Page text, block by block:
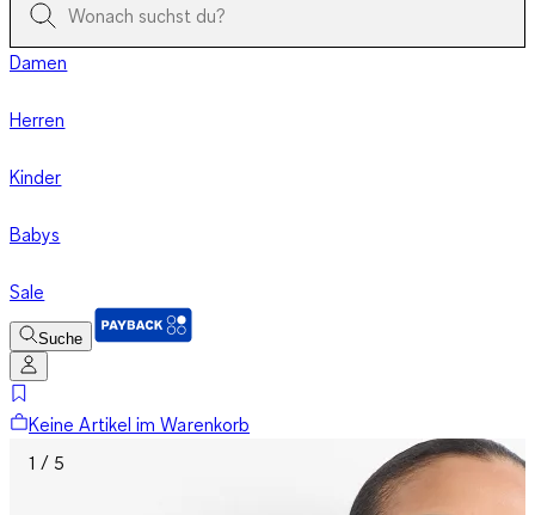
Damen
Herren
Kinder
Babys
Sale
Suche
Keine Artikel im Warenkorb
1 / 5